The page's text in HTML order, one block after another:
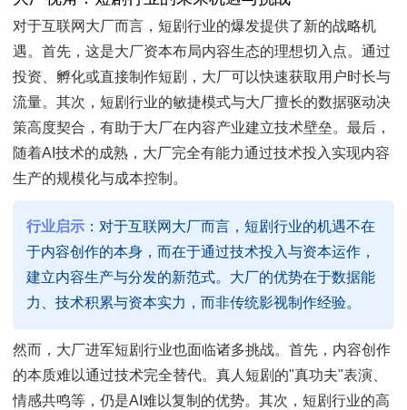
对于互联网大厂而言，短剧行业的爆发提供了新的战略机
遇。首先，这是大厂资本布局内容生态的理想切入点。通过
投资、孵化或直接制作短剧，大厂可以快速获取用户时长与
流量。其次，短剧行业的敏捷模式与大厂擅长的数据驱动决
策高度契合，有助于大厂在内容产业建立技术壁垒。最后，
随着AI技术的成熟，大厂完全有能力通过技术投入实现内容
生产的规模化与成本控制。
行业启示 ：对于互联网大厂而言，短剧行业的机遇不在
于内容创作的本身，而在于通过技术投入与资本运作，
建立内容生产与分发的新范式。大厂的优势在于数据能
力、技术积累与资本实力，而非传统影视制作经验。
然而，大厂进军短剧行业也面临诸多挑战。首先，内容创作
的本质难以通过技术完全替代。真人短剧的"真功夫"表演、
情感共鸣等，仍是AI难以复制的优势。其次，短剧行业的高